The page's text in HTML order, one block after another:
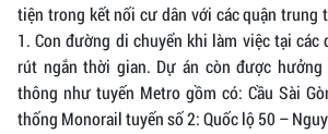
tiện trong kết nối cư dân với các quận trung
1. Con đường di chuyển khi làm việc tại các
rút ngắn thời gian. Dự án còn được
thông như tuyến Metro gồm có: Cầu Sài
thống Monorail tuyến số 2: Quốc lộ 50 –